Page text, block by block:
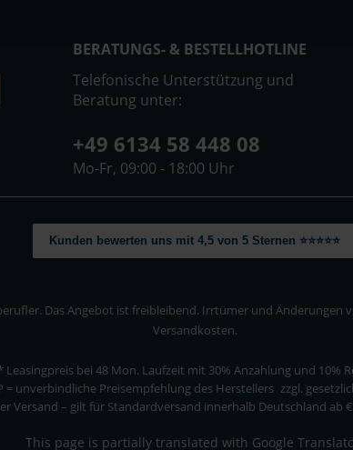
BERATUNGS- & BESTELLHOTLINE
Telefonische Unterstützung und
Beratung unter:
+49 6134 58 448 08
Mo-Fr, 09:00 - 18:00 Uhr
Kunden bewerten uns mit 4,5 von 5 Sternen ⭐⭐⭐⭐⭐
Das Angebot ist freibleibend. Irrtümer und
Versandkosten.
Leasingpreis bei 48 Mon. Laufzeit mit 30% Anzahlung und 10%
= unverbindliche Preisempfehlung des Herstellers zzgl.
Versand – gilt für Standardversand innerhalb Deutschland ab
This page is partially translated with Google